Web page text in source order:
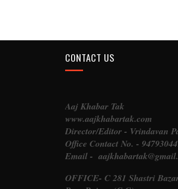
CONTACT US
Aaj Khabar Tak
www.aajkhabartak.com
Director/Editor - Vrindavan
Office Contact No. -
Email -
OFFICE- C 281 Shastri